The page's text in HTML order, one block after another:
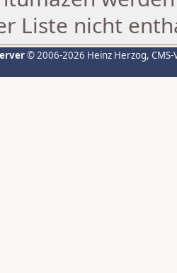
Liste nicht
© 2006-2026 Heinz Herzog,